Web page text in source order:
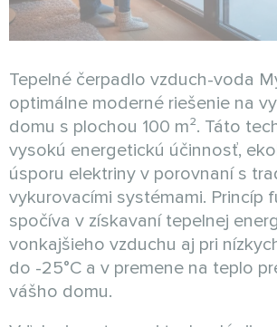
Tepelné čerpadlo vzduch-voda
optimálne moderné riešenie na
domu s plochou 100 m². Táto
vysokú energetickú účinnosť,
úsporu elektriny v porovnaní s
vykurovacími systémami. Princíp
spočíva v získavaní tepelnej
vonkajšieho vzduchu aj pri
do -25°C a v premene na teplo
vášho domu.